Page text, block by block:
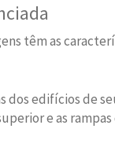
têm as
dos edifícios de
e as